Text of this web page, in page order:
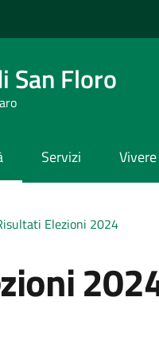
San Floro
Servizi
Elezioni 2024